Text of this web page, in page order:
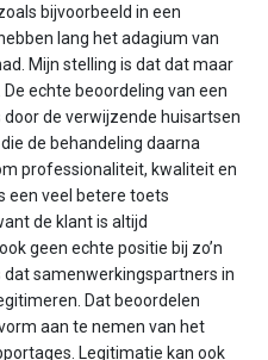
bijvoorbeeld in een
lang het adagium van
Mijn stelling is dat dat maar
echte beoordeling van een
de verwijzende huisartsen
de behandeling daarna
professionaliteit, kwaliteit en
een veel betere toets
de klant is altijd
geen echte positie bij zo’n
dat samenwerkingspartners in
Dat beoordelen
aan te nemen van het
Legitimatie kan ook